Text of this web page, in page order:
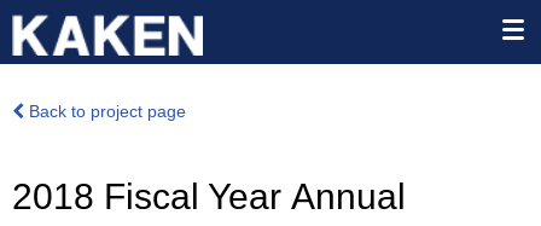
Back to project page
2018 Fiscal Year Annual